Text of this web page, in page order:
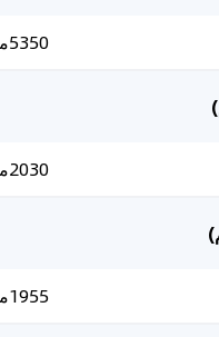
5350مم
2030مم
1955مم